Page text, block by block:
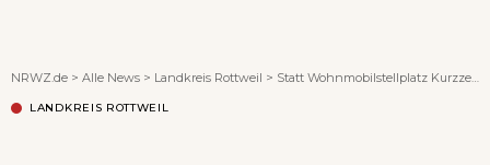
NRWZ.de > Alle News > Landkreis Rottweil > Statt Wohnmobilstellplatz Kurzzeitreiseplätze?
LANDKREIS ROTTWEIL